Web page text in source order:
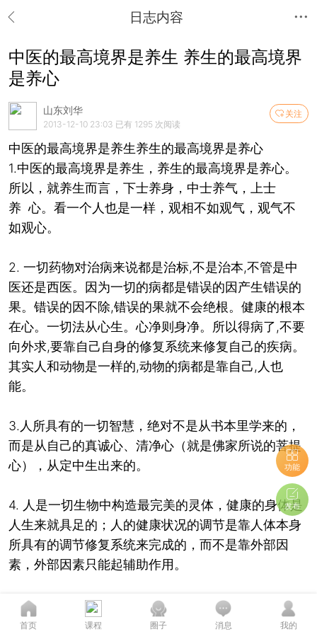
日志内容
中医的最高境界是养生 养生的最高境界
是养心
关注
山东刘华
2013-12-10 23:03 已有 1295 次阅读
中医的最高境界是养生养生的最高境界是养心
1.中医的最高境界是养生，养生的最高境界是养心。
所以，就养生而言，下士养身，中士养气，上士
养 心。看一个人也是一样，观相不如观气，观气不
如观心。
2. 一切药物对治病来说都是治标,不是治本,不管是中
医还是西医。因为一切的病都是错误的因产生错误的
果。错误的因不除,错误的果就不会绝根。健康的根本
在心。一切法从心生。心净则身净。所以得病了,不要
向外求,要靠自己自身的修复系统来修复自己的疾病。
其实人和动物是一样的,动物的病都是靠自己,人也
能。
3.人所具有的一切智慧，绝对不是从书本里学来的，
而是从自己的真诚心、清净心（就是佛家所说的菩提
心），从定中生出来的。
4. 人是一切生物中构造最完美的灵体，健康的身体是
人生来就具足的；人的健康状况的调节是靠人体本身
所具有的调节修复系统来完成的，而不是靠外部因
素，外部因素只能起辅助作用。
5. 人的大部分生病现象是人体在调节、清理身体垃圾
时所表现的现象，是人体自动调节平衡所表现出的状
您的态度至关重要...
功能
发布
首页 课程 圈子 消息 我的